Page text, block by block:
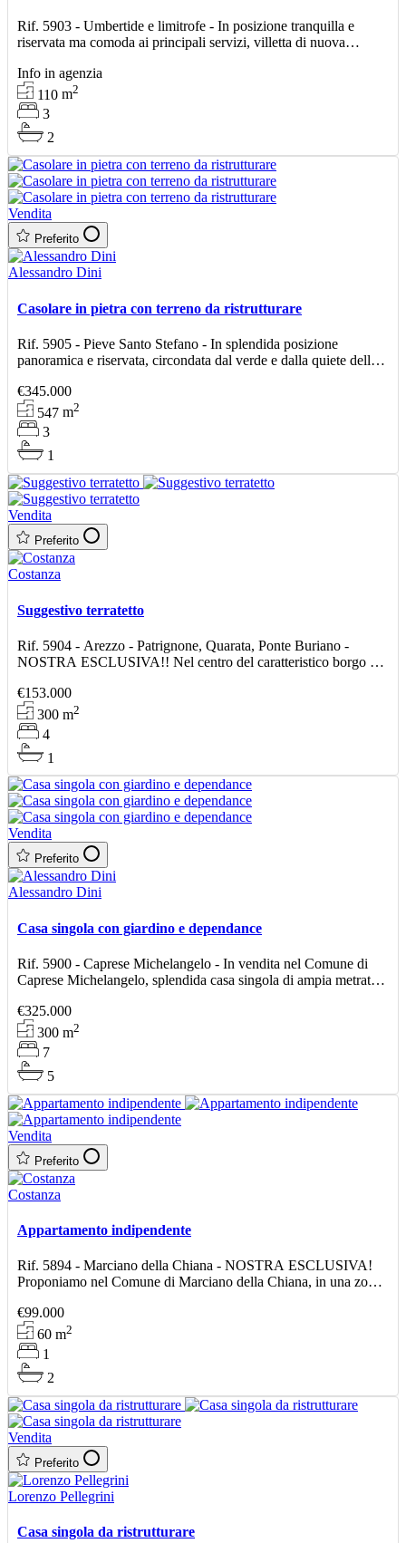
Rif. 5903 - Umbertide e limitrofe - In posizione tranquilla e
riservata ma comoda ai principali servizi, villetta di nuova
Info in agenzia
110m2
3
2
Vendita
Preferito
Alessandro Dini
Casolare in pietra con terreno da ristrutturare
Rif. 5905 - Pieve Santo Stefano - In splendida posizione
panoramica e riservata, circondata dal verde e dalla quiete della
€345.000
547m2
3
1
Vendita
Preferito
Costanza
Suggestivo terratetto
Rif. 5904 - Arezzo - Patrignone, Quarata, Ponte Buriano -
NOSTRA ESCLUSIVA!! Nel centro del caratteristico borgo di
€153.000
300m2
4
1
Vendita
Preferito
Alessandro Dini
Casa singola con giardino e dependance
Rif. 5900 - Caprese Michelangelo - In vendita nel Comune di
Caprese Michelangelo, splendida casa singola di ampia metratura
€325.000
300m2
7
5
Vendita
Preferito
Costanza
Appartamento indipendente
Rif. 5894 - Marciano della Chiana - NOSTRA ESCLUSIVA!
Proponiamo nel Comune di Marciano della Chiana, in una zona
€99.000
60m2
1
2
Vendita
Preferito
Lorenzo Pellegrini
Casa singola da ristrutturare